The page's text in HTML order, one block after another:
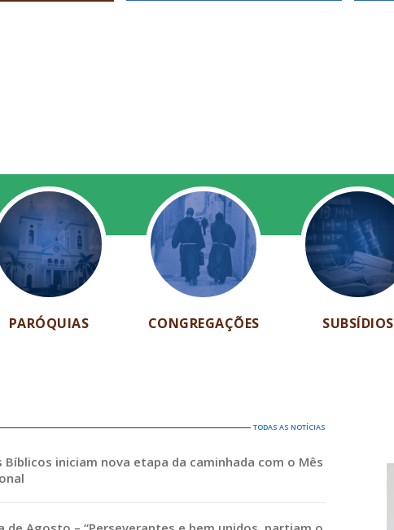
PARÓQUIAS CONGREGAÇÕES SUBSÍDIOS
TODAS AS NOTÍCIAS
Bíblicos iniciam nova etapa da caminhada com o Mês